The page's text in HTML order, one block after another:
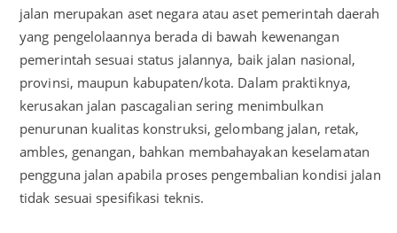
jalan merupakan aset negara atau aset pemerintah daerah
yang pengelolaannya berada di bawah kewenangan
pemerintah sesuai status jalannya, baik jalan nasional,
provinsi, maupun kabupaten/kota. Dalam praktiknya,
kerusakan jalan pascagalian sering menimbulkan
penurunan kualitas konstruksi, gelombang jalan, retak,
ambles, genangan, bahkan membahayakan keselamatan
pengguna jalan apabila proses pengembalian kondisi jalan
tidak sesuai spesifikasi teknis.